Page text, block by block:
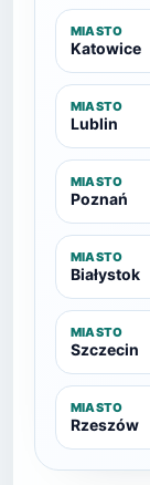
MIASTO
Katowice
MIASTO
Lublin
MIASTO
Poznań
MIASTO
Białystok
MIASTO
Szczecin
MIASTO
Rzeszów